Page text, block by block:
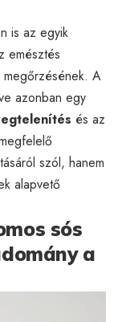
is az egyik
emésztés
megőrzésének. A
azonban egy
és az
szól, hanem
alapvető
sós
a